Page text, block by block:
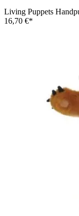
Living Puppets
16,70 €*